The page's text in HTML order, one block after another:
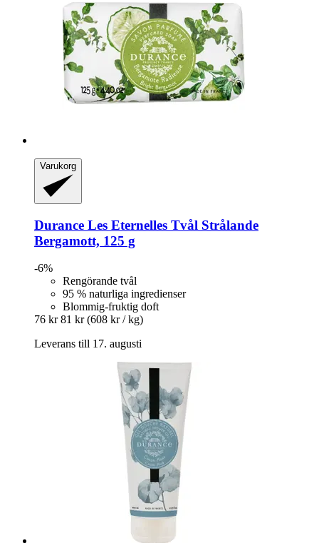
Varukorg
Durance Les Eternelles Tvål Strålande
Bergamott, 125 g
-6%
Rengörande tvål
95 % naturliga ingredienser
Blommig-fruktig doft
76 kr 81 kr (608 kr / kg)
Leverans till 17. augusti